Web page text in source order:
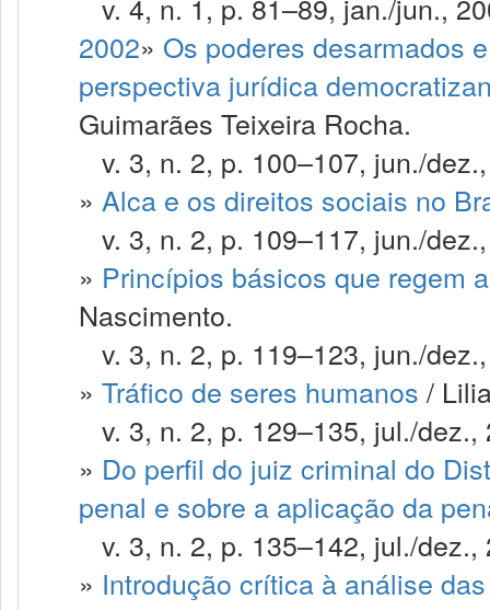
2002» Os poderes desarmados
perspectiva jurídica
Guimarães Teixeira Rocha.
v. 3, n. 2, p. 100–107, jun./
» Alca e os direitos sociais no
v. 3, n. 2, p. 109–117, jun./
» Princípios básicos que regem
Nascimento.
v. 3, n. 2, p. 119–123, jun./
» Tráfico de seres humanos /
v. 3, n. 2, p. 129–135, jul./dez.,
» Do perfil do juiz criminal do
penal e sobre a aplicação da
v. 3, n. 2, p. 135–142, jul./dez.,
» Introdução crítica à análise